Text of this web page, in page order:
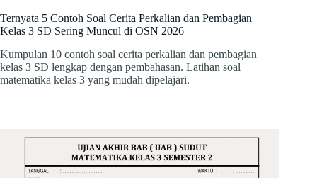
Ternyata 5 Contoh Soal Cerita Perkalian dan Pembagian
Kelas 3 SD Sering Muncul di OSN 2026
Kumpulan 10 contoh soal cerita perkalian dan pembagian
kelas 3 SD lengkap dengan pembahasan. Latihan soal
matematika kelas 3 yang mudah dipelajari.